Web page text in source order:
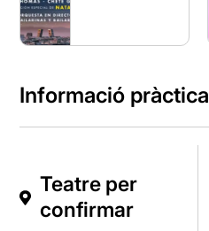
Informació pràctica
Teatre per
confirmar